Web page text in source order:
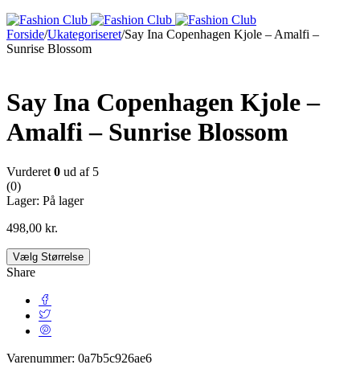
Forside/Ukategoriseret/Say Ina Copenhagen Kjole – Amalfi –
Sunrise Blossom
Say Ina Copenhagen Kjole –
Amalfi – Sunrise Blossom
Vurderet 0 ud af 5
(0)
Lager: På lager
498,00 kr.
Vælg Størrelse
Share
Varenummer: 0a7b5c926ae6